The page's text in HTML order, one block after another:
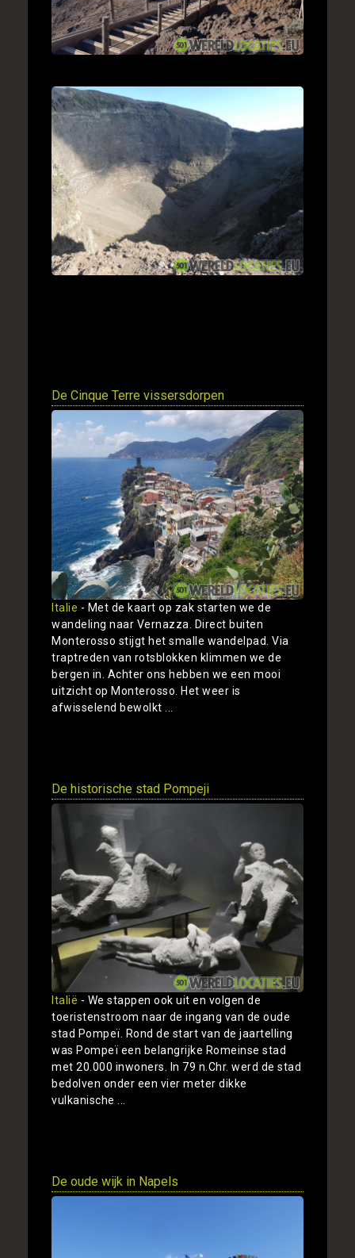
De Cinque Terre vissersdorpen
Italie - Met de kaart op zak starten we de
wandeling naar Vernazza. Direct buiten
Monterosso stijgt het smalle wandelpad. Via
traptreden van rotsblokken klimmen we de
bergen in. Achter ons hebben we een mooi
uitzicht op Monterosso. Het weer is
afwisselend bewolkt ...
De historische stad Pompeji
Italië - We stappen ook uit en volgen de
toeristenstroom naar de ingang van de oude
stad Pompeï. Rond de start van de jaartelling
was Pompeï een belangrijke Romeinse stad
met 20.000 inwoners. In 79 n.Chr. werd de stad
bedolven onder een vier meter dikke
vulkanische ...
De oude wijk in Napels